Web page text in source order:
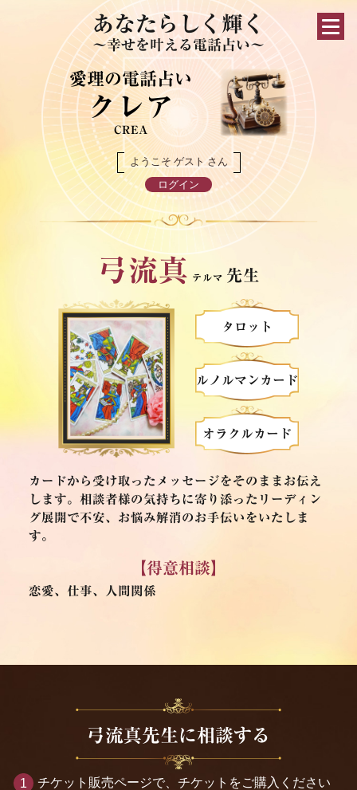
愛理の電話占い
クレア
CREA
ようこそ ゲスト さん
ログイン
あなたらしく輝く
～幸せを叶える電話占い～
弓流真 テルマ 先生
タロット
ルノルマンカード
オラクルカード
カードから受け取ったメッセージをそのままお伝え
します。相談者様の気持ちに寄り添ったリーディン
グ展開で不安、お悩み解消のお手伝いをいたしま
す。
【得意相談】
恋愛、仕事、人間関係
弓流真先生に相談する
チケット販売ページで、チケットをご購入ください